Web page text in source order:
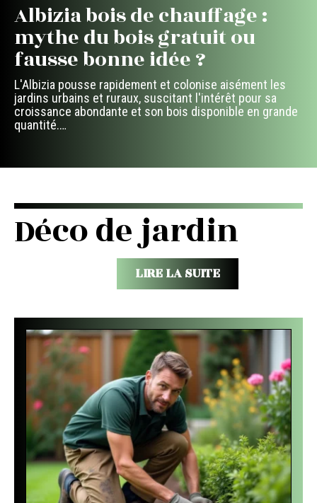
Albizia bois de chauffage :
mythe du bois gratuit ou
fausse bonne idée ?
L'Albizia pousse rapidement et colonise aisément les
jardins urbains et ruraux, suscitant l'intérêt pour sa
croissance abondante et son bois disponible en grande
quantité.…
Déco de jardin
LIRE LA SUITE